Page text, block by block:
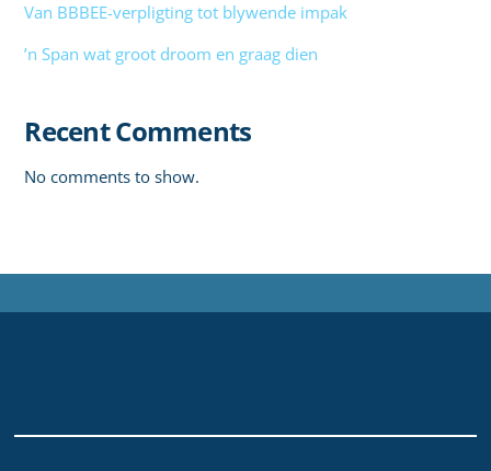
Van BBBEE-verpligting tot blywende impak
’n Span wat groot droom en graag dien
Recent Comments
No comments to show.